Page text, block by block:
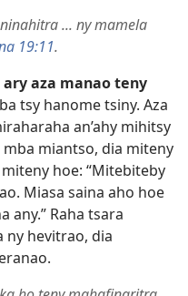
... ny mamela
19:11.
aza manao teny
tsy hanome tsiny. Aza
an’ahy mihitsy
miantso, dia miteny
hoe: “Mitebiteby
Miasa saina aho hoe
any.” Raha tsara
ny hevitrao, dia